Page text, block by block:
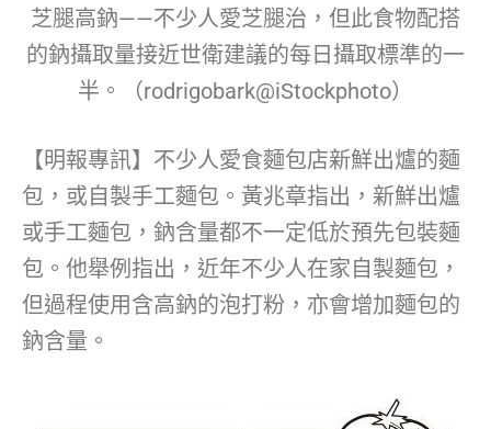
芝腿高鈉——不少人愛芝腿治，但此食物配搭
的鈉攝取量接近世衛建議的每日攝取標準的一
半。（rodrigobark@iStockphoto）
【明報專訊】不少人愛食麵包店新鮮出爐的麵
包，或自製手工麵包。黃兆章指出，新鮮出爐
或手工麵包，鈉含量都不一定低於預先包裝麵
包。他舉例指出，近年不少人在家自製麵包，
但過程使用含高鈉的泡打粉，亦會增加麵包的
鈉含量。